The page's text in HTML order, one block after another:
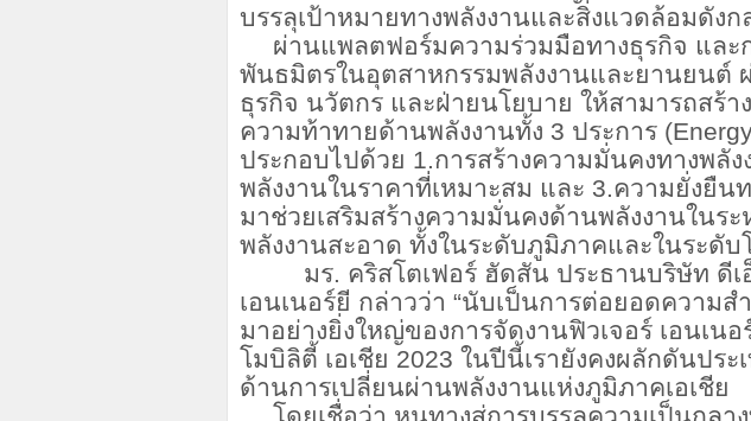
บรรลุเป้าหมายทางพลังงานและสิ่งแวดล้อมดังก
ผ่านแพลตฟอร์มความร่วมมือทางธุรกิจ และ
พันธมิตรในอุตสาหกรรมพลังงานและยานยนต์
ธุรกิจ นวัตกร และฝ่ายนโยบาย ให้สามารถสร้
ความท้าทายด้านพลังงานทั้ง 3 ประการ (
ประกอบไปด้วย 1.การสร้างความมั่นคงทางพลัง
พลังงานในราคาที่เหมาะสม และ 3.ความยั่งยืน
มาช่วยเสริมสร้างความมั่นคงด้านพลังงานในร
พลังงานสะอาด ทั้งในระดับภูมิภาคและในระดับ
มร. คริสโตเฟอร์ ฮัดสัน ประธานบริษัท ดีเ
เอนเนอร์ยี กล่าวว่า “นับเป็นการต่อยอดความส
มาอย่างยิ่งใหญ่ของการจัดงานฟิวเจอร์ เอนเนอ
โมบิลิตี้ เอเชีย 2023 ในปีนี้เรายังคงผลักดันประ
ด้านการเปลี่ยนผ่านพลังงานแห่งภูมิภาคเอเชีย